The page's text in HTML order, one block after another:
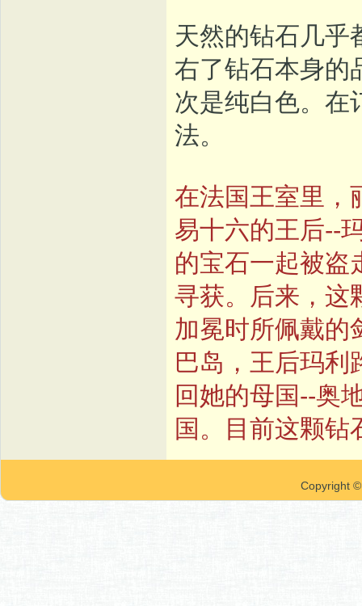
天然的钻石几乎
右了钻石本身的
次是纯白色。在
法。
在法国王室里，
易十六的王后--
的宝石一起被盗
寻获。后来，这
加冕时所佩戴的
巴岛，王后玛利
回她的母国--奥
国。目前这颗钻
Copyright